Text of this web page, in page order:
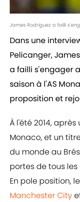
James Rodriguez a failli
Dans une
Pelicanger,
a failli s'engager
saison à l'AS
proposition et
À l'été 2014,
Monaco, et un
du monde au
portes de tous
En pole position, le
Manchester City